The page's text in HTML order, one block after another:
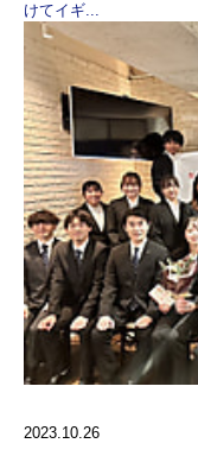
けてイギ...
2023.10.26